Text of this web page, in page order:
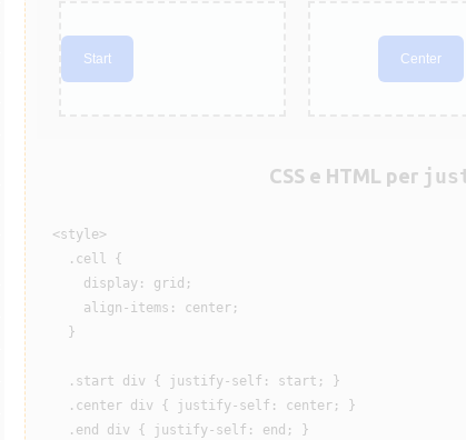
Start Center
CSS e HTML per
  <style>
    .cell {
      display: grid;
      align-items: center;
    }
    .start div { justify-self: start; }
    .center div { justify-self: center; }
    .end div { justify-self: end; }